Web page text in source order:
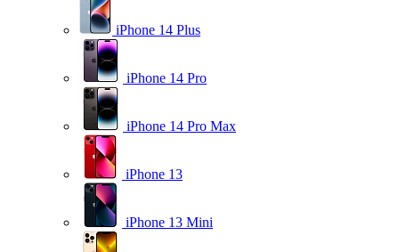
iPhone 14 Plus
iPhone 14 Pro
iPhone 14 Pro Max
iPhone 13
iPhone 13 Mini